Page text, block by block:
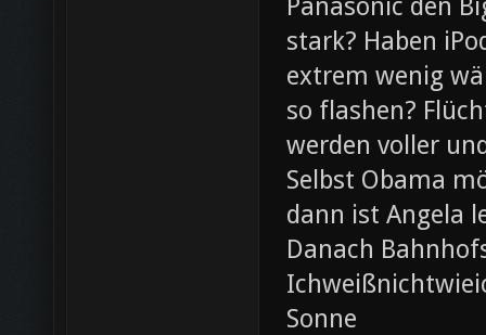
Panasonic den
stark? Haben
extrem wenig
so flashen?
werden voller
Selbst Obama
dann ist Angela
Danach
Sonne